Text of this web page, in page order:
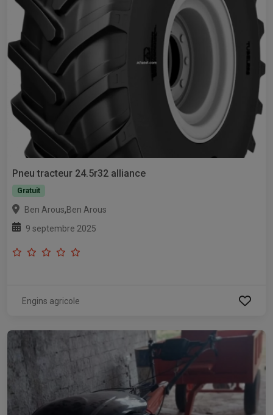
Pneu tracteur 24.5r32 alliance
Gratuit
Ben Arous,Ben Arous
9 septembre 2025
Engins agricole